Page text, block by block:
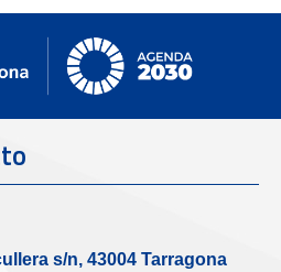
s/n, 43004 Tarragona